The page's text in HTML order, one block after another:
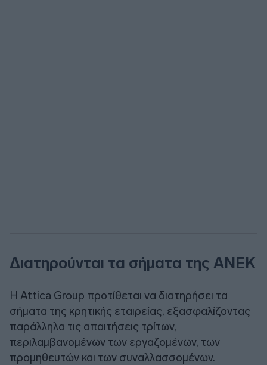
Διατηρούνται τα σήματα της ΑΝΕΚ
Η Attica Group προτίθεται να διατηρήσει τα
σήματα της κρητικής εταιρείας, εξασφαλίζοντας
παράλληλα τις απαιτήσεις τρίτων,
περιλαμβανομένων των εργαζομένων, των
προμηθευτών και των συναλλασσομένων.